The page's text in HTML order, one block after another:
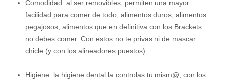
Comodidad: al ser removibles, permiten una mayor
facilidad para comer de todo, alimentos duros, alimentos
pegajosos, alimentos que en definitiva con los Brackets
no debes comer. Con estos no te privas ni de mascar
chicle (y con los alineadores puestos).
Higiene: la higiene dental la controlas tu mism@, con los